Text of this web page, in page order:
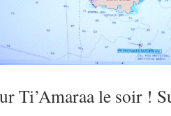
Ti’Amaraa le soir !